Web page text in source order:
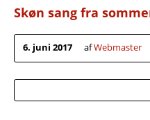
Skøn sang fra
6. juni 2017 afWebmaster